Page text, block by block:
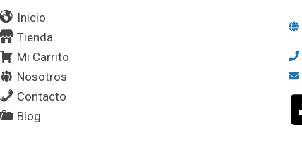
Inicio
Tienda
Mi Carrito
Nosotros
Contacto
Blog